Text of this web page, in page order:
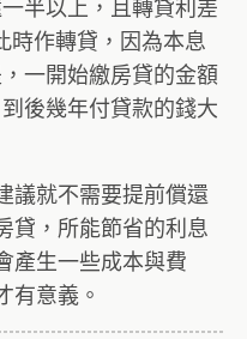
時作轉貸，因為本息
一開始繳房貸的金額
後幾年付貸款的錢大
議就不需要提前償還
貸，所能節省的利息
產生一些成本與費
有意義。